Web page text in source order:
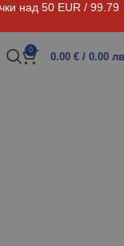
над 50 EUR / 99.79
0
0.00 € / 0.00